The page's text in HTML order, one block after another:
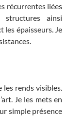
récurrentes liées
structures ainsi
les épaisseurs. Je
les rends visibles.
Je les mets en
simple présence